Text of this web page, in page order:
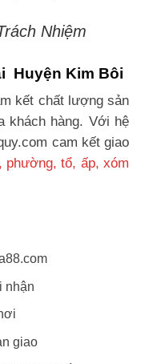
Nhiệm
Huyện Kim Bôi
kết chất lượng sản
khách hàng. Với hệ
cam kết giao
phường, tổ, ấp, xóm
nhận
giao